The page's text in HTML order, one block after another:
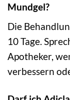
Mundgel?
Die
10 Tage.
Apotheker,
verbessern